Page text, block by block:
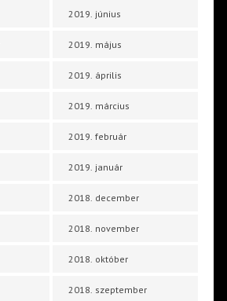
2019. június
2019. május
2019. április
2019. március
2019. február
2019. január
2018. december
2018. november
2018. október
2018. szeptember